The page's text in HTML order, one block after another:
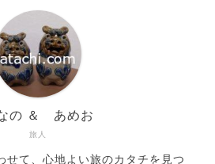
旅人
の ＆ あめお
せて、心地よい旅のカタチを見つ